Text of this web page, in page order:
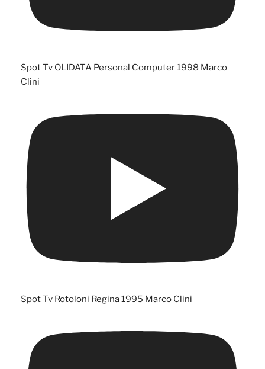
Spot Tv OLIDATA Personal Computer 1998 Marco
Clini
Spot Tv Rotoloni Regina 1995 Marco Clini